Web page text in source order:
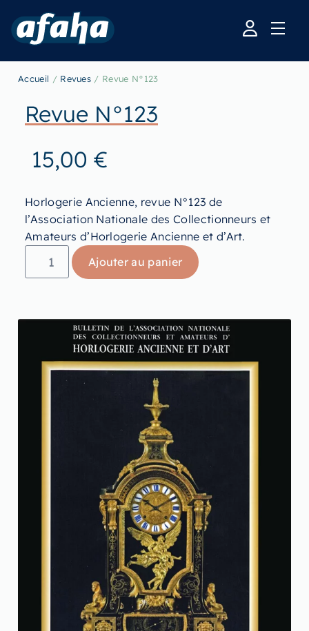
Accueil / Revues / Revue N°123
Revue N°123
15,00 €
Horlogerie Ancienne, revue N°123 de
l’Association Nationale des Collectionneurs et
Amateurs d’Horlogerie Ancienne et d’Art.
Ajouter au panier